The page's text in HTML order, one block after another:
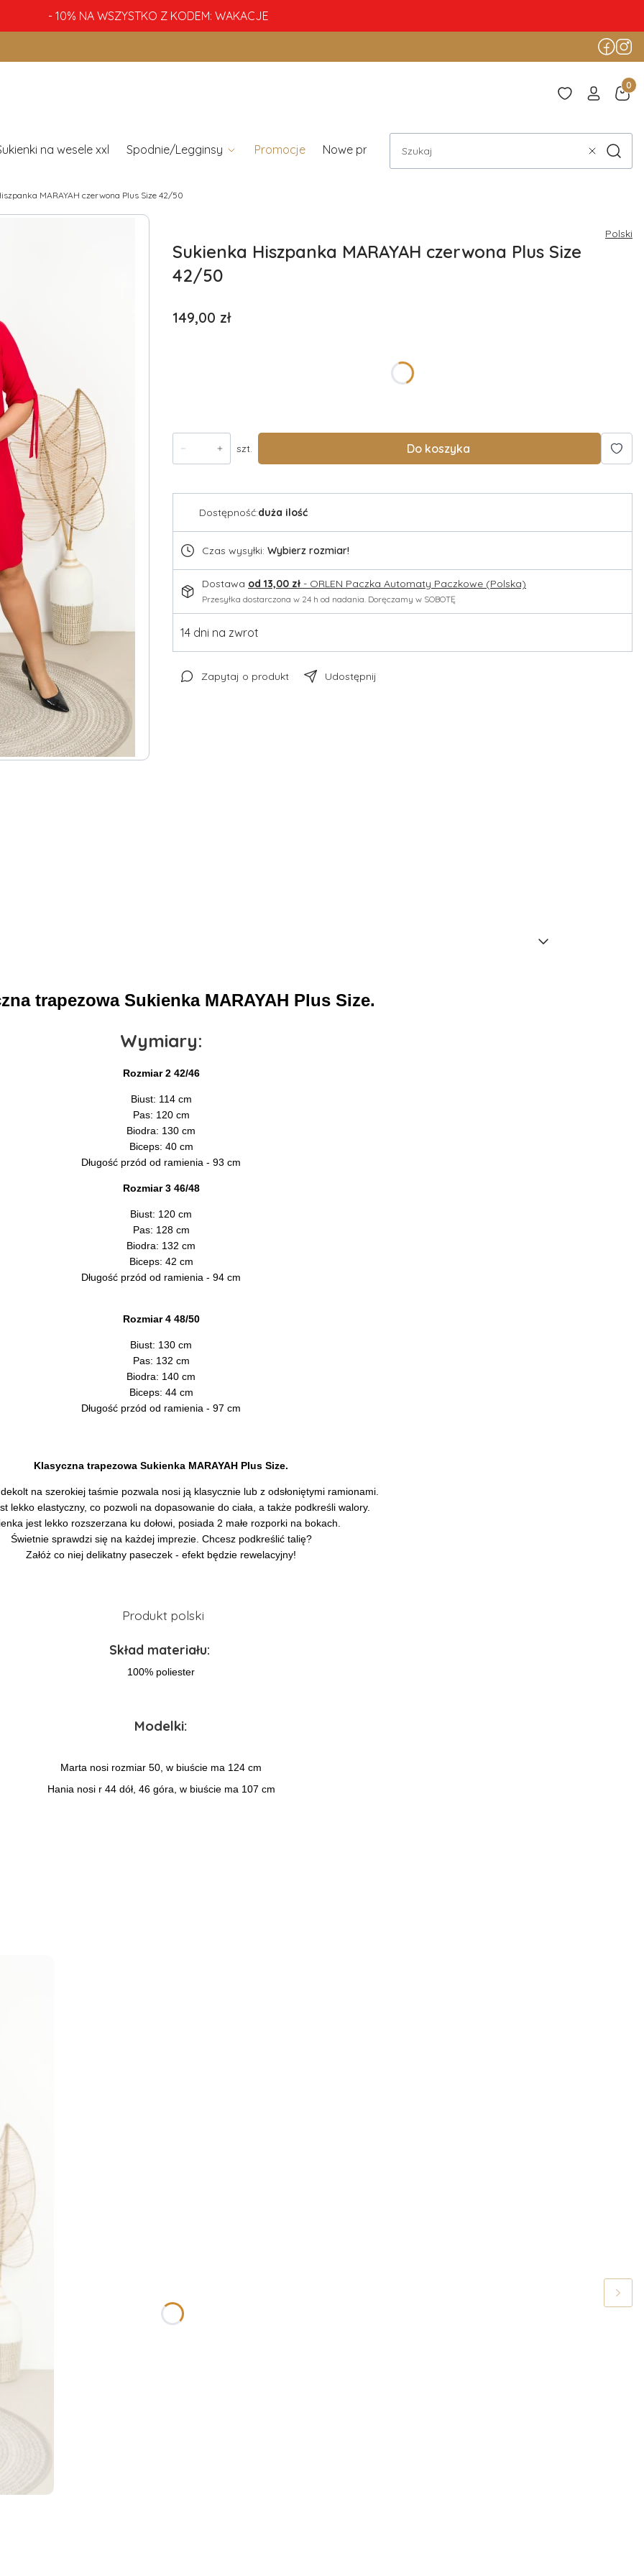
- 10% NA WSZYSTKO Z KODEM: WAKACJE
na wesele xxl Spodnie/Legginsy Promocje Nowe produkty Blog
WyczyśćSzukaj
MARAYAH czerwona Plus Size 42/50
Polski
Sukienka Hiszpanka MARAYAH czerwona Plus Size
42/50
Cena
149,00 zł
szt. Do koszyka
Dostępność:duża ilość
Czas wysyłki: Wybierz rozmiar!
Dostawa od 13,00 zł - ORLEN Paczka Automaty Paczkowe (Polska)
Przesyłka dostarczona w 24 h od nadania. Doręczamy w SOBOTĘ
14 dni na zwrot
Zapytaj o produkt Udostępnij
trapezowa Sukienka MARAYAH Plus Size.
Wymiary:
Rozmiar 2 42/46
Biust: 114 cm
Pas: 120 cm
Biodra: 130 cm
Biceps: 40 cm
Długość przód od ramienia - 93 cm
Rozmiar 3 46/48
Biust: 120 cm
Pas: 128 cm
Biodra: 132 cm
Biceps: 42 cm
Długość przód od ramienia - 94 cm
Rozmiar 4 48/50
Biust: 130 cm
Pas: 132 cm
Biodra: 140 cm
Biceps: 44 cm
Długość przód od ramienia - 97 cm
Klasyczna trapezowa Sukienka MARAYAH Plus Size.
na szerokiej taśmie pozwala nosi ją klasycznie lub z odsłoniętymi ramionami.
lekko elastyczny, co pozwoli na dopasowanie do ciała, a także podkreśli walory.
jest lekko rozszerzana ku dołowi, posiada 2 małe rozporki na bokach.
Świetnie sprawdzi się na każdej imprezie. Chcesz podkreślić talię?
Załóż co niej delikatny paseczek - efekt będzie rewelacyjny!
Produkt polski
Skład materiału:
100% poliester
Modelki:
Marta nosi rozmiar 50, w biuście ma 124 cm
Hania nosi r 44 dół, 46 góra, w biuście ma 107 cm